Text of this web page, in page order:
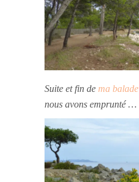
Suite et fin de ma balade
nous avons emprunté …